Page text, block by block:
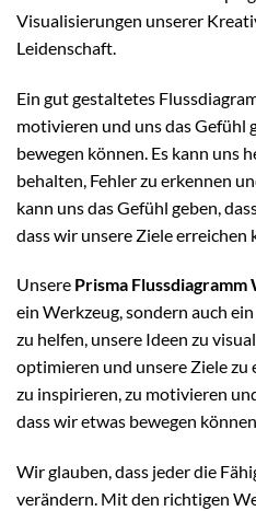
Visualisierungen unserer
Leidenschaft.
Ein gut gestaltetes
motivieren und uns das Gefühl
bewegen können. Es kann uns
behalten, Fehler zu erkennen
kann uns das Gefühl geben,
dass wir unsere Ziele erreichen
Unsere Prisma Flussdiagramm
ein Werkzeug, sondern auch
zu helfen, unsere Ideen zu
optimieren und unsere Ziele zu
zu inspirieren, zu motivieren
dass wir etwas bewegen
Wir glauben, dass jeder die
verändern. Mit den richtigen